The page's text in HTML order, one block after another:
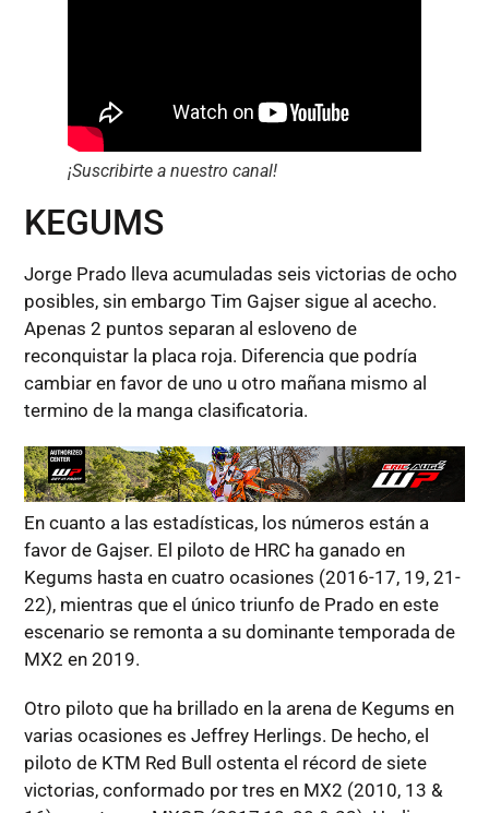
¡Suscribirte a nuestro canal!
KEGUMS
Jorge Prado lleva acumuladas seis victorias de ocho
posibles, sin embargo Tim Gajser sigue al acecho.
Apenas 2 puntos separan al esloveno de
reconquistar la placa roja. Diferencia que podría
cambiar en favor de uno u otro mañana mismo al
termino de la manga clasificatoria.
En cuanto a las estadísticas, los números están a
favor de Gajser. El piloto de HRC ha ganado en
Kegums hasta en cuatro ocasiones (2016-17, 19, 21-
22), mientras que el único triunfo de Prado en este
escenario se remonta a su dominante temporada de
MX2 en 2019.
Otro piloto que ha brillado en la arena de Kegums en
varias ocasiones es Jeffrey Herlings. De hecho, el
piloto de KTM Red Bull ostenta el récord de siete
victorias, conformado por tres en MX2 (2010, 13 &